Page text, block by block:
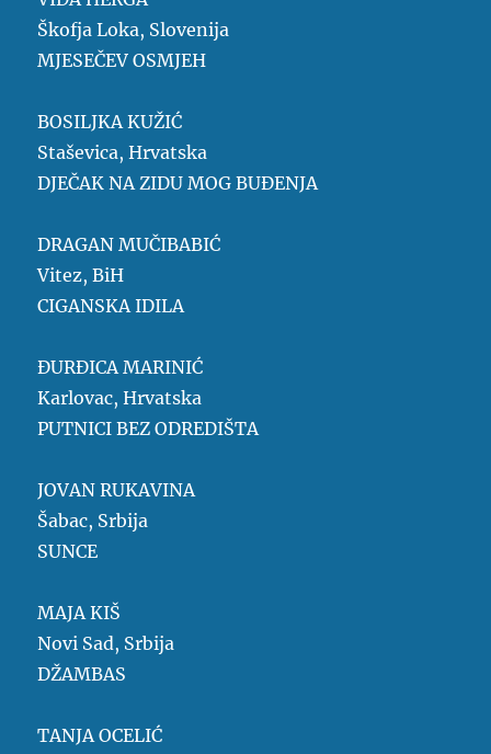
Škofja Loka, Slovenija
MJESEČEV OSMJEH
BOSILJKA KUŽIĆ
Staševica, Hrvatska
DJEČAK NA ZIDU MOG BUĐENJA
DRAGAN MUČIBABIĆ
Vitez, BiH
CIGANSKA IDILA
ĐURĐICA MARINIĆ
Karlovac, Hrvatska
PUTNICI BEZ ODREDIŠTA
JOVAN RUKAVINA
Šabac, Srbija
SUNCE
MAJA KIŠ
Novi Sad, Srbija
DŽAMBAS
TANJA OCELIĆ